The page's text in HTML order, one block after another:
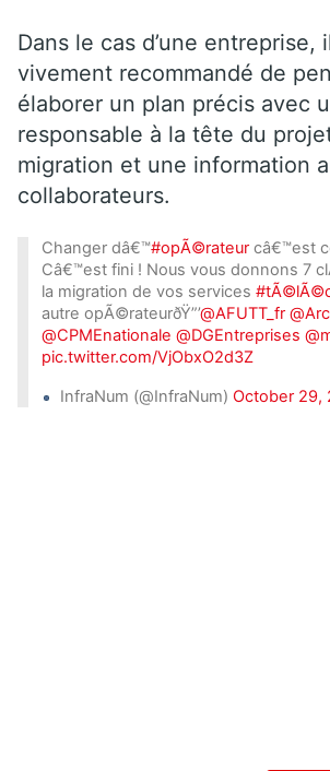
Dans le cas d’une entreprise,
vivement recommandé de
élaborer un plan précis avec
responsable à la tête du
migration et une information
collaborateurs.
Changer dâ€™#opÃ©rateur câ€™est
Câ€™est fini ! Nous vous donnons 7
la migration de vos services
autre opÃ©rateurðŸ”’@AFUTT_fr
@CPMEnationale @DGEntreprises
pic.twitter.com/VjObxO2d3Z
InfraNum (@InfraNum) October 29,